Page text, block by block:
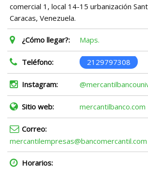
comercial 1, local 14-15 urbanización
Caracas, Venezuela.
¿Cómo llegar?: Maps.
Teléfono: 2129797308
Instagram:
Sitio web: mercantilbanco.com
Correo:
mercantilempresas@bancomercantil.com
Horarios: